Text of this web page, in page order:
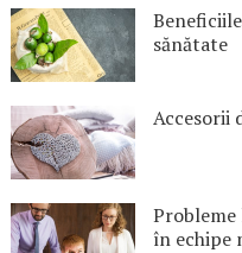
sănătate
Accesorii
în echipe